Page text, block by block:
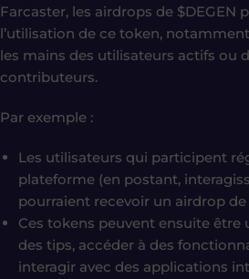
Farcaster, les airdrops de $DEGEN
l’utilisation de ce token,
les mains des utilisateurs actifs ou
contributeurs.
Par exemple :
Les utilisateurs qui participent
plateforme (en postant,
pourraient recevoir un airdrop de
Ces tokens peuvent ensuite être
des tips, accéder à des
interagir avec des applications